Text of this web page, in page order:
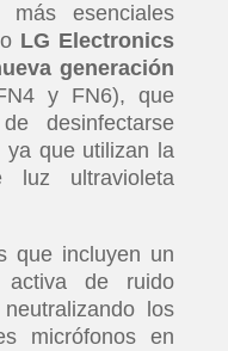
más esenciales
LG Electronics
generación
y FN6), que
desinfectarse
ya que utilizan la
luz ultravioleta
que incluyen un
activa de ruido
los
micrófonos en